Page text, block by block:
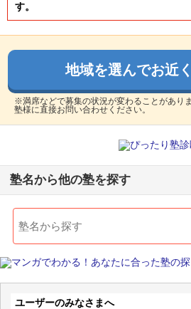
す。
地域を選んでお近
※満席などで募集の状況が変わることがあり
塾様に直接お問い合わせください。
塾名から他の塾を探す
ユーザーのみなさまへ